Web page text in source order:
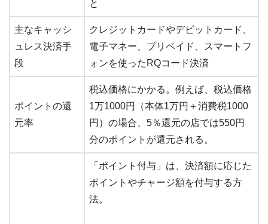
と
主なキャッシ
ュレス決済手
段
クレジットカードやデビットカード、
電子マネー、プリペイド、スマートフ
ォンを使ったRQコード決済
ポイントの還
元率
税込価格にかかる。例えば、税込価格
1万1000円（本体1万円＋消費税1000
円）の場合、5％還元の店では550円
分のポイントが還元される。
「ポイント付与」は、決済額に応じた
ポイントやチャージ額を付与する方
法。